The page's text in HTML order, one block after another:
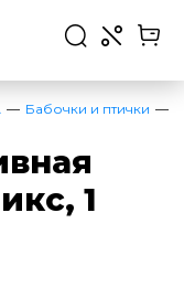
Бабочки и птички
1